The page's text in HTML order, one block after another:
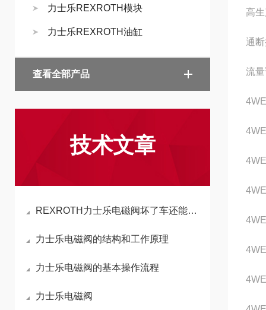
力士乐REXROTH模块
力士乐REXROTH油缸
查看全部产品
技术文章
REXROTH力士乐电磁阀坏了车还能开吗
力士乐电磁阀的结构和工作原理
力士乐电磁阀的基本操作流程
力士乐电磁阀
高
通
流